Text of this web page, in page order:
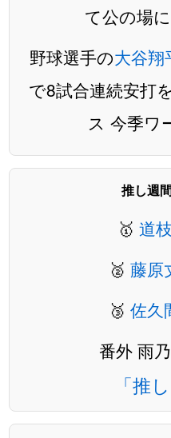
て公の場
野球選手の大谷翔
で8試合連続安打
ス 今季ワ
推し週
🥇 道
🥈 藤原
🥉 佐久
番外 雨
「推